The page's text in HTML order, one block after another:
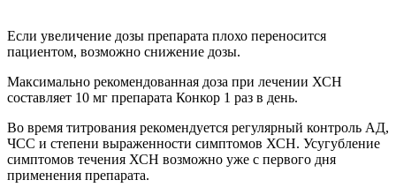
Если увеличение дозы препарата плохо переносится
пациентом, возможно снижение дозы.
Максимально рекомендованная доза при лечении ХСН
составляет 10 мг препарата Конкор 1 раз в день.
Во время титрования рекомендуется регулярный контроль АД,
ЧСС и степени выраженности симптомов ХСН. Усугубление
симптомов течения ХСН возможно уже с первого дня
применения препарата.